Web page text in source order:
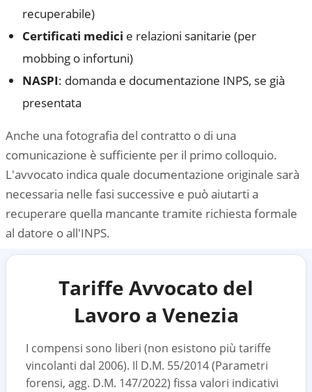
recuperabile)
Certificati medici e relazioni sanitarie (per
mobbing o infortuni)
NASPI: domanda e documentazione INPS, se già
presentata
Anche una fotografia del contratto o di una
comunicazione è sufficiente per il primo colloquio.
L'avvocato indica quale documentazione originale sarà
necessaria nelle fasi successive e può aiutarti a
recuperare quella mancante tramite richiesta formale
al datore o all'INPS.
Tariffe Avvocato del
Lavoro a Venezia
I compensi sono liberi (non esistono più tariffe
vincolanti dal 2006). Il D.M. 55/2014 (Parametri
forensi, agg. D.M. 147/2022) fissa valori indicativi